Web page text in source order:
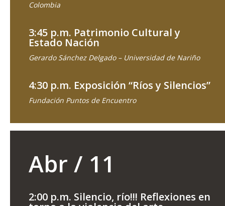
Colombia
3:45 p.m. Patrimonio Cultural y
Estado Nación
Gerardo Sánchez Delgado – Universidad de Nariño
4:30 p.m. Exposición “Ríos y Silencios”
Fundación Puntos de Encuentro
Abr / 11
2:00 p.m. Silencio, río!!! Reflexiones en